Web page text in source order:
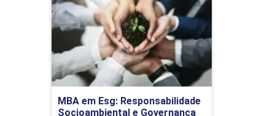
Materiais e Técnicas Construtivas de
MBA em Esg: Responsabilidade
Socioambiental e Governança
Responsabilidade
Socioambiental e
Governança Corporativa
Detalhes do curso
Ir para Inscrição